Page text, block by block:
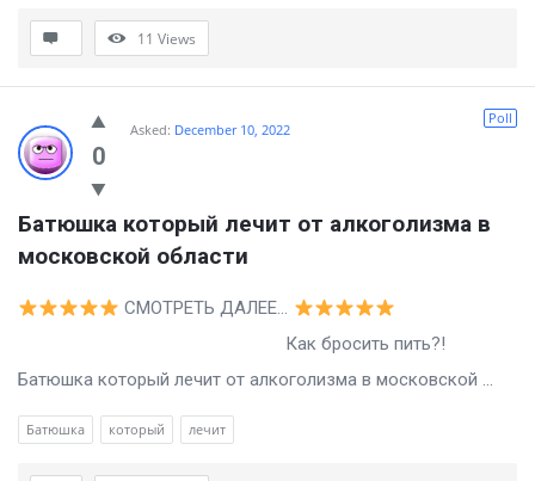
11 Views
0
Poll
Asked: December 10, 2022
Батюшка который лечит от алкоголизма в
московской области
СМОТРЕТЬ ДАЛЕЕ…
Как бросить пить?!
Батюшка который лечит от алкоголизма в московской ...
Батюшка который лечит